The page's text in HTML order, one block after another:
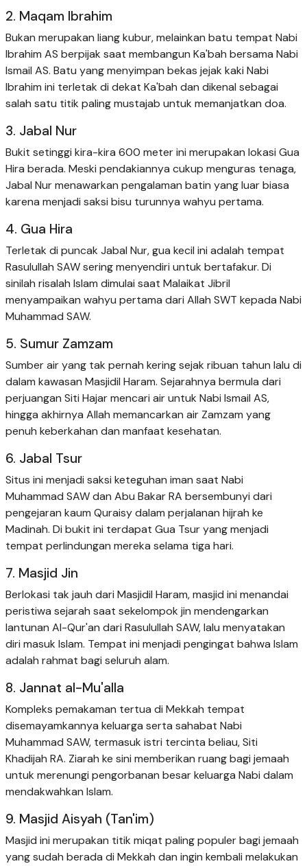
2. Maqam Ibrahim
Bukan merupakan liang kubur, melainkan batu tempat Nabi
Ibrahim AS berpijak saat membangun Ka'bah bersama Nabi
Ismail AS. Batu yang menyimpan bekas jejak kaki Nabi
Ibrahim ini terletak di dekat Ka'bah dan dikenal sebagai
salah satu titik paling mustajab untuk memanjatkan doa.
3. Jabal Nur
Bukit setinggi kira-kira 600 meter ini merupakan lokasi Gua
Hira berada. Meski pendakiannya cukup menguras tenaga,
Jabal Nur menawarkan pengalaman batin yang luar biasa
karena menjadi saksi bisu turunnya wahyu pertama.
4. Gua Hira
Terletak di puncak Jabal Nur, gua kecil ini adalah tempat
Rasulullah SAW sering menyendiri untuk bertafakur. Di
sinilah risalah Islam dimulai saat Malaikat Jibril
menyampaikan wahyu pertama dari Allah SWT kepada Nabi
Muhammad SAW.
5. Sumur Zamzam
Sumber air yang tak pernah kering sejak ribuan tahun lalu di
dalam kawasan Masjidil Haram. Sejarahnya bermula dari
perjuangan Siti Hajar mencari air untuk Nabi Ismail AS,
hingga akhirnya Allah memancarkan air Zamzam yang
penuh keberkahan dan manfaat kesehatan.
6. Jabal Tsur
Situs ini menjadi saksi keteguhan iman saat Nabi
Muhammad SAW dan Abu Bakar RA bersembunyi dari
pengejaran kaum Quraisy dalam perjalanan hijrah ke
Madinah. Di bukit ini terdapat Gua Tsur yang menjadi
tempat perlindungan mereka selama tiga hari.
7. Masjid Jin
Berlokasi tak jauh dari Masjidil Haram, masjid ini menandai
peristiwa sejarah saat sekelompok jin mendengarkan
lantunan Al-Qur'an dari Rasulullah SAW, lalu menyatakan
diri masuk Islam. Tempat ini menjadi pengingat bahwa Islam
adalah rahmat bagi seluruh alam.
8. Jannat al-Mu'alla
Kompleks pemakaman tertua di Mekkah tempat
disemayamkannya keluarga serta sahabat Nabi
Muhammad SAW, termasuk istri tercinta beliau, Siti
Khadijah RA. Ziarah ke sini memberikan ruang bagi jemaah
untuk merenungi pengorbanan besar keluarga Nabi dalam
mendakwahkan Islam.
9. Masjid Aisyah (Tan'im)
Masjid ini merupakan titik miqat paling populer bagi jemaah
yang sudah berada di Mekkah dan ingin kembali melakukan